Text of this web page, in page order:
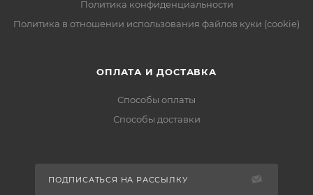
Политика конфиденциальности
Политика в отношении использования файлов куки (cookie)
ОПЛАТА И ДОСТАВКА
Способы оплаты
Способы доставки
ПОДПИСАТЬСЯ НА РАССЫЛКУ